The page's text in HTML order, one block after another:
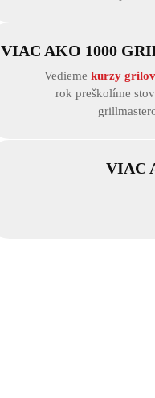
VIAC AKO 1000
Vedieme kurzy
rok preškolíme
VIAC